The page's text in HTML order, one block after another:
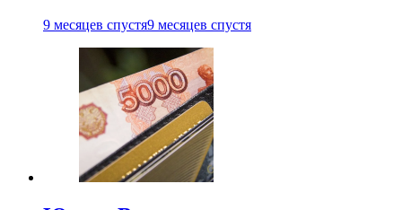
9 месяцев спустя9 месяцев спустя